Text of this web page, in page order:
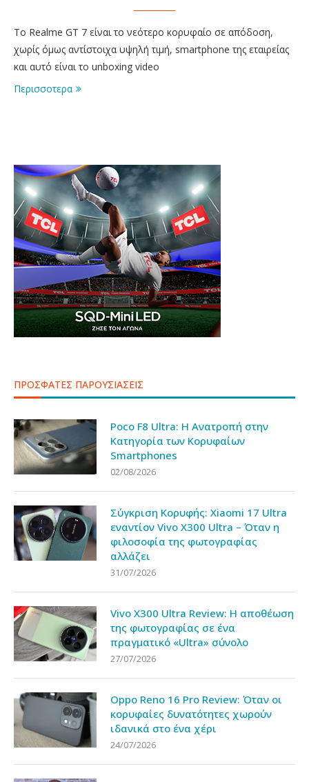
To Realme GT 7 είναι το νεότερο κορυφαίο σε απόδοση,
χωρίς όμως αντίστοιχα υψηλή τιμή, smartphone της εταιρείας
και αυτό είναι το unboxing video
Περισσοτερα
ΠΡΟΣΦΑΤΕΣ ΠΑΡΟΥΣΙΑΣΕΙΣ
Poco F8 Ultra: Η Ανατροπή στην
Κατηγορία των Κορυφαίων
Smartphones
02/08/2026
Σύγκριση Κορυφής: Xiaomi 17 Ultra
εναντίον Vivo X300 Ultra – Όταν η
φιλοσοφία της φωτογραφίας
αλλάζει
31/07/2026
Vivo X300 Ultra Review: Η αποθέωση
της φωτογραφίας σε ένα
πραγματικό «Ultra» σύνολο
27/07/2026
Oppo Reno 16 Pro Review: Όταν οι
κορυφαίες δυνατότητες χωρούν
ιδανικά στο ένα χέρι
24/07/2026